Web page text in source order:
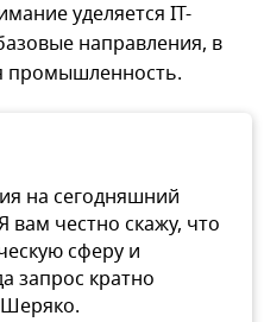
уделяется IT-
направления, в
промышленность.
на сегодняшний
вам честно скажу, что
сферу и
запрос кратно